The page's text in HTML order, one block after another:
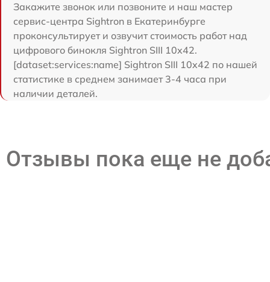
Закажите звонок или позвоните и наш мастер
сервис-центра Sightron в Екатеринбурге
проконсультирует и озвучит стоимость работ над
цифрового бинокля Sightron SIII 10x42.
[dataset:services:name] Sightron SIII 10x42 по нашей
статистике в среднем занимает 3-4 часа при
наличии деталей.
Отзывы пока еще не